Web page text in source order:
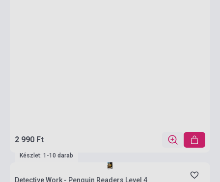
2 990 Ft
Készlet: 1-10 darab
Detective Work - Penguin Readers Level 4